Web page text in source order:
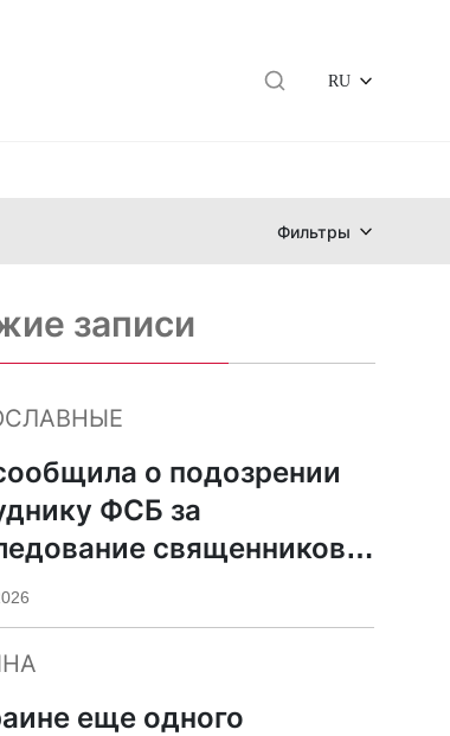
RU
Фильтры
записи
о подозрении
ФСБ за
священников
еще одного